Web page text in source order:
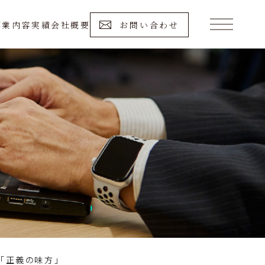
業内容実績会社概要 お問い合わせ
「正義の味方」